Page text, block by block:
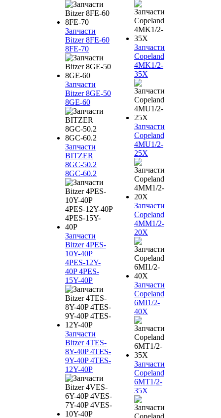
Запчасти
Bitzer 8FE-60
8FE-70
Запчасти
Bitzer 8GE-50
8GE-60
Запчасти
BITZER
8GC-50.2
8GC-60.2
Запчасти
Bitzer 4PES-
10Y-40P
4PES-12Y-
40P 4PES-
15Y-40P
Запчасти
Bitzer 4TES-
8Y-40P 4TES-
9Y-40P 4TES-
12Y-40P
Запчасти
Copeland
4MK1/2-
35X
Запчасти
Copeland
4MU1/2-
25X
Запчасти
Copeland
4MM1/2-
20X
Запчасти
Copeland
6MI1/2-
40X
Запчасти
Copeland
6MT1/2-
35X